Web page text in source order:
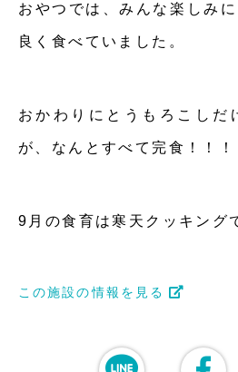
おやつでは、みんな楽しみ
良く食べていました。
おかわりにとうもろこしだ
が、なんとすべて完食！！！
9月の食育は寒天クッキング
この施設の情報を見る